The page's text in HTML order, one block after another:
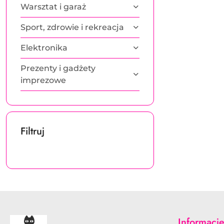
Warsztat i garaż
Sport, zdrowie i rekreacja
Elektronika
Prezenty i gadżety
imprezowe
Filtruj